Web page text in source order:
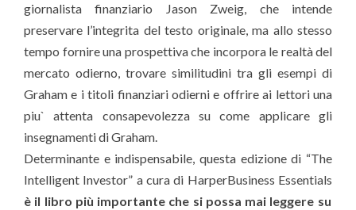
giornalista finanziario Jason Zweig, che intende
preservare l’integrita del testo originale, ma allo stesso
tempo fornire una prospettiva che incorpora le realtà del
mercato odierno, trovare similitudini tra gli esempi di
Graham e i titoli finanziari odierni e offrire ai lettori una
piu` attenta consapevolezza su come applicare gli
insegnamenti di Graham.
Determinante e indispensabile, questa edizione di “The
Intelligent Investor” a cura di HarperBusiness Essentials
è il libro più importante che si possa mai leggere su